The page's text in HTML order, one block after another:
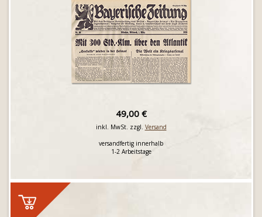
49,00 €
inkl. MwSt. zzgl. Versand
versandfertig innerhalb
1-2 Arbeitstage